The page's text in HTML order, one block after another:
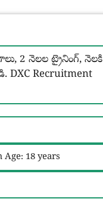
2 నెలల ట్రైనింగ్, నెలకి
DXC Recruitment
18 years